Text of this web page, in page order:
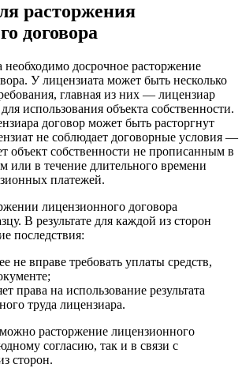
расторжения
договора
необходимо досрочное расторжение
У лицензиата может быть несколько
главная из них — лицензиар
использования объекта собственности.
договор может быть расторгнут
не соблюдает договорные условия —
объект собственности не прописанным в
или в течение длительного времени
платежей.
лицензионного договора
В результате для каждой из сторон
последствия:
не вправе требовать уплаты средств,
права на использование результата
труда лицензиара.
расторжение лицензионного
согласию, так и в связи с
сторон.